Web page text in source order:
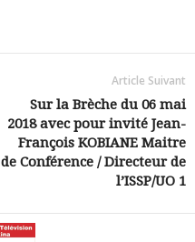
Article Suivant
Sur la Brèche du 06 mai
2018 avec pour invité Jean-
François KOBIANE Maitre
de Conférence / Directeur de
l’ISSP/UO 1